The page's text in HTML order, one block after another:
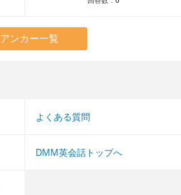
アンカー一覧
よくある質問
DMM英会話トップへ